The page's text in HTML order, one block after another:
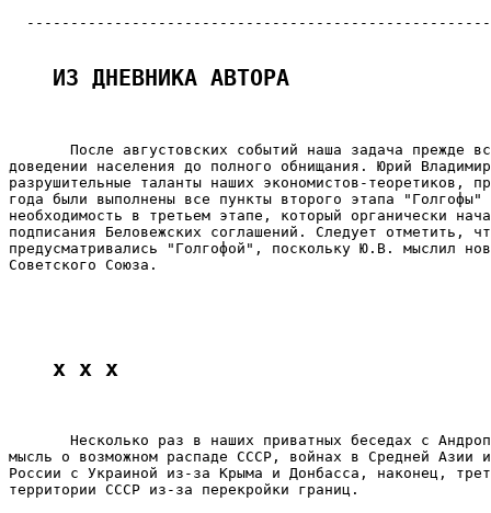
ИЗ ДНЕВНИКА АВТОРА
После августовских событий наша задача прежде
доведении населения до полного обнищания. Юрий
разрушительные таланты наших экономистов-теоретиков,
года были выполнены все пункты второго этапа "Голгофы"
необходимость в третьем этапе, который органически
подписания Беловежских соглашений. Следует отметить,
предусматривались "Голгофой", поскольку Ю.В. мыслил
Советского Союза.
x x x
Несколько раз в наших приватных беседах с
мысль о возможном распаде СССР, войнах в Средней Азии
России с Украиной из-за Крыма и Донбасса, наконец,
территории СССР из-за перекройки границ.